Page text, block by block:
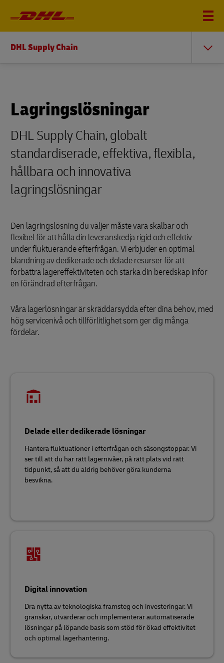
DHL Supply Chain
Lagringslösningar
DHL Supply Chain, globalt
standardiserade, effektiva, flexibla,
hållbara och innovativa
lagringslösningar
Den lagringslösning du väljer måste vara skalbar och
flexibel för att hålla din leveranskedja rigid och effektiv
under fluktuerande efterfrågan. Vi erbjuder en optimal
blandning av dedikerade och delade resurser för att
förbättra lagereffektiviteten och stärka din beredskap inför
en förändrad efterfrågan.
Våra lagerlösningar är skräddarsydda efter dina behov, med
hög servicenivå och tillförlitlighet som ger dig många
fördelar.
Delade eller dedikerade lösningar
Hantera fluktuationer i efterfrågan och säsongstoppar. Vi
ser till att du har rätt lagernivåer, på rätt plats vid rätt
tidpunkt, så att du aldrig behöver göra kunderna
besvikna.
Digital innovation
Dra nytta av teknologiska framsteg och investeringar. Vi
granskar, utvärderar och implementerar automatiserade
lösningar på löpande basis som stöd för ökad effektivitet
och optimal lagerhantering.